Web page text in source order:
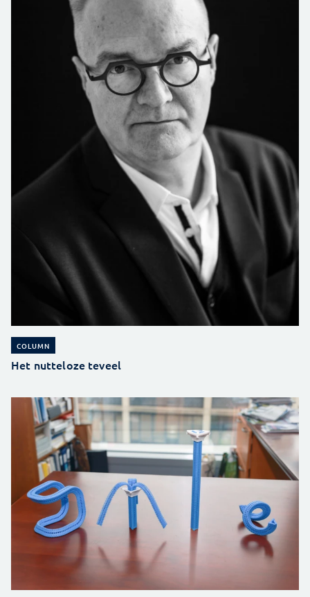
COLUMN
Het nutteloze teveel